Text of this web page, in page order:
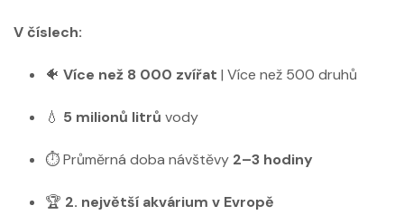
V číslech:
🐠 Více než 8 000 zvířat | Více než 500 druhů
💧 5 milionů litrů vody
⏱️ Průměrná doba návštěvy 2–3 hodiny
🏆 2. největší akvárium v ​​Evropě